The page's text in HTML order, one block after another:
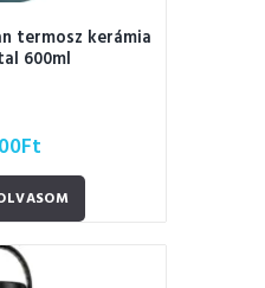
termosz kerámia
600ml
Ft